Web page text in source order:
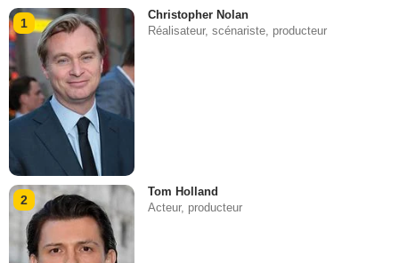
1
Christopher Nolan
Réalisateur, scénariste, producteur
2
Tom Holland
Acteur, producteur